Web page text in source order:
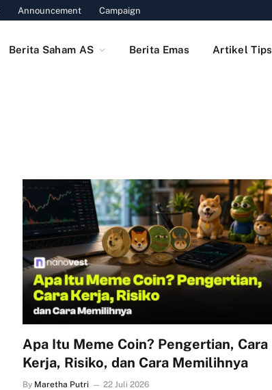
Announcement Campaign
Berita Saham AS Berita Emas Artikel Tips
Apa Itu Meme Coin? Pengertian, Cara
Kerja, Risiko, dan Cara Memilihnya
By Maretha Putri 22 Juli 2026